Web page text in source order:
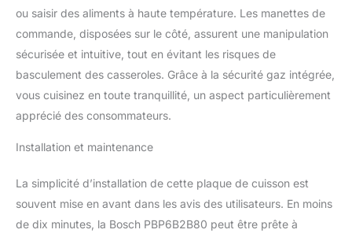
disponibilité des pièces
détachées pendant 11
ans après la fabrication
de votre appareil de Gros
Electroménager
ou saisir des aliments à haute température. Les manettes de
commande, disposées sur le côté, assurent une manipulation
sécurisée et intuitive, tout en évitant les risques de
basculement des casseroles. Grâce à la sécurité gaz intégrée,
vous cuisinez en toute tranquillité, un aspect particulièrement
apprécié des consommateurs.
Installation et maintenance
La simplicité d’installation de cette plaque de cuisson est
souvent mise en avant dans les avis des utilisateurs. En moins
de dix minutes, la Bosch PBP6B2B80 peut être prête à